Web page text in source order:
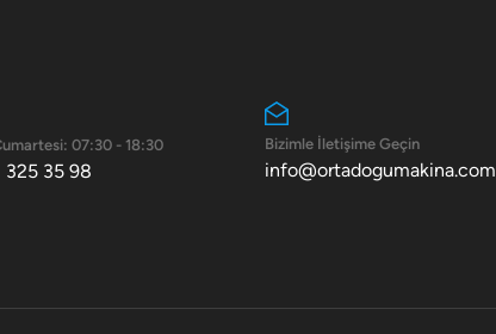
07:30 - 18:30
35 98
Bizimle İletişime Geçin
info@ortadogumakina.com